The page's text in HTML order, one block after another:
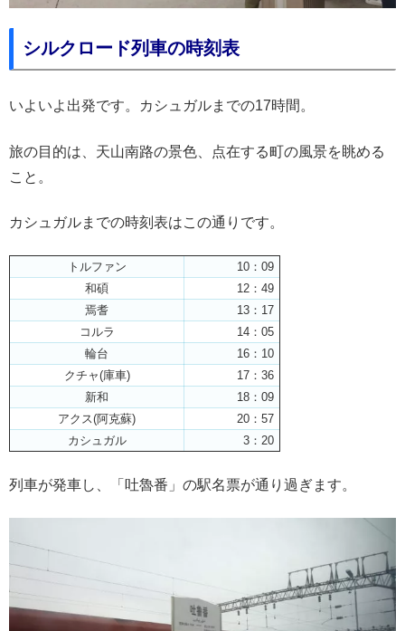
シルクロード列車の時刻表
いよいよ出発です。カシュガルまでの17時間。
旅の目的は、天山南路の景色、点在する町の風景を眺める
こと。
カシュガルまでの時刻表はこの通りです。
トルファン
10：09
和碩
12：49
焉耆
13：17
コルラ
14：05
輪台
16：10
クチャ(庫車)
17：36
新和
18：09
アクス(阿克蘇)
20：57
カシュガル
3：20
列車が発車し、「吐魯番」の駅名票が通り過ぎます。